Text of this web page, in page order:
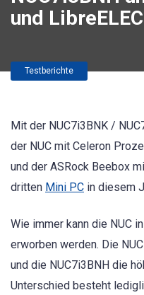
und LibreELEC
Testberichte
Mit der NUC7i3BNK /
der NUC mit Celeron
und der ASRock Beebox
dritten Mini PC in diesem
Wie immer kann die NUC
erworben werden. Die
und die NUC7i3BNH die
Unterschied besteht